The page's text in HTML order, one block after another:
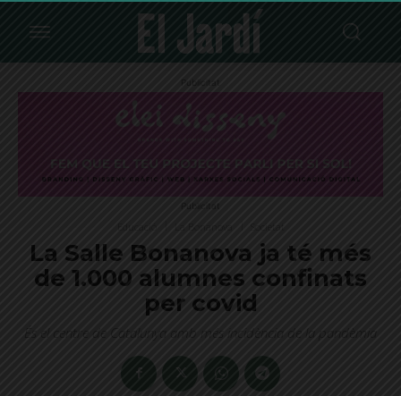
Publicitat
Publicitat
La Salle Bonanova ja té més
de 1.000 alumnes confinats
per covid
És el centre de Catalunya amb més incidència de la pandèmia